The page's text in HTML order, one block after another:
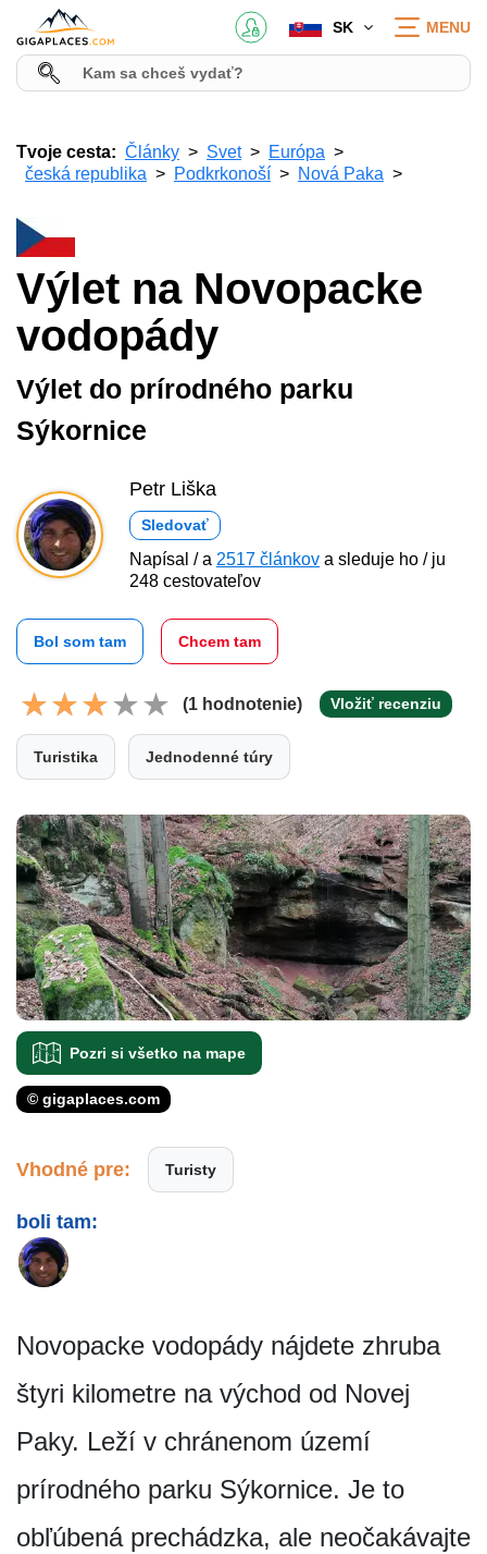
SK MENU
Tvoje cesta: Články Svet
Európa
česká republika
Podkrkonoší Nová Paka
Výlet na Novopacke
vodopády
Výlet do prírodného parku
Sýkornice
Petr Liška
Sledovať
Napísal / a 2517 článkov a sleduje ho / ju
248 cestovateľov
Bol som tam Chcem tam
(1 hodnotenie) Vložiť recenziu
Turistika Jednodenné túry
Pozri si všetko na mape
© gigaplaces.com
Vhodné pre: Turisty
boli tam:
Novopacke vodopády nájdete zhruba
štyri kilometre na východ od Novej
Paky. Leží v chránenom území
prírodného parku Sýkornice. Je to
obľúbená prechádzka, ale neočakávajte